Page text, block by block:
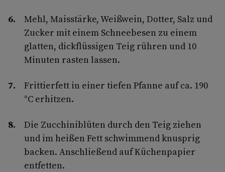
Mehl, Maisstärke, Weißwein, Dotter, Salz und
Zucker mit einem Schneebesen zu einem
glatten, dickflüssigen Teig rühren und 10
Minuten rasten lassen.
Frittierfett in einer tiefen Pfanne auf ca. 190
°C erhitzen.
Die Zucchiniblüten durch den Teig ziehen
und im heißen Fett schwimmend knusprig
backen. Anschließend auf Küchenpapier
entfetten.